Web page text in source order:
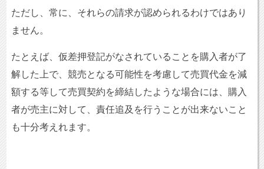
ただし、常に、それらの請求が認められるわけではあり
ません。
たとえば、仮差押登記がなされていることを購入者が了
解した上で、競売となる可能性を考慮して売買代金を減
額する等して売買契約を締結したような場合には、購入
者が売主に対して、責任追及を行うことが出来ないこと
も十分考えれます。